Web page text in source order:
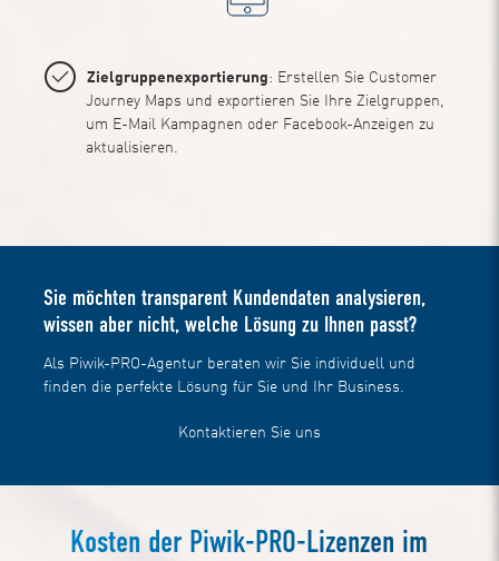
Zielgruppenexportierung: Erstellen Sie Customer
Journey Maps und exportieren Sie Ihre Zielgruppen,
um E-Mail Kampagnen oder Facebook-Anzeigen zu
aktualisieren.
Sie möchten transparent Kundendaten analysieren,
wissen aber nicht, welche Lösung zu Ihnen passt?
Als Piwik-PRO-Agentur beraten wir Sie individuell und
finden die perfekte Lösung für Sie und Ihr Business.
Kontaktieren Sie uns
Kosten der Piwik-PRO-Lizenzen im